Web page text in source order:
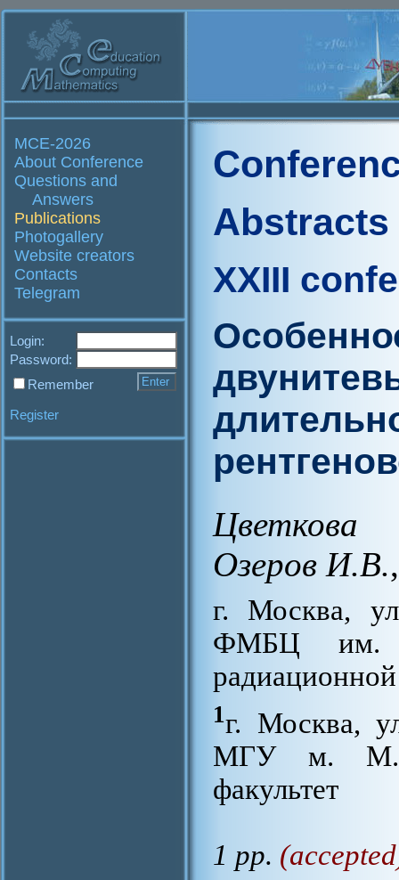
MCE-2026
About Conference
Questions and
Answers
Publications
Photogallery
Website creators
Contacts
Telegram
Login:
Password:
Remember
Register
Abstracts
XXIII
Озеров И.В.,
г. Москва,
ФМБЦ им.
1г. Москва,
МГУ м. М.В.
факультет
1 pp.